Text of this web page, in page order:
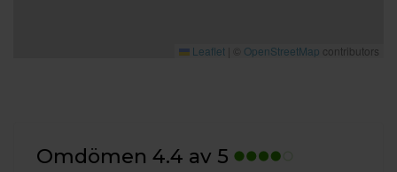
Leaflet OpenStreetMap contributors
Omdömen 4.4 av 5